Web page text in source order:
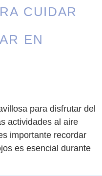
CUIDAR
EN
para disfrutar del
actividades al aire
importante recordar
es esencial durante